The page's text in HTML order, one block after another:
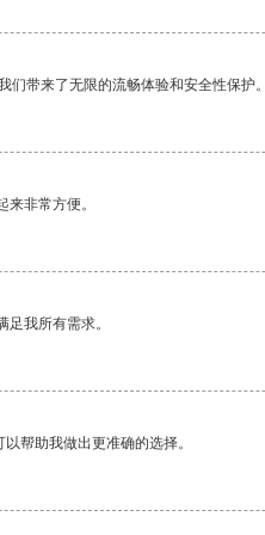
们带来了无限的流畅体验和安全性保护
非常方便。
我所有需求。
帮助我做出更准确的选择。